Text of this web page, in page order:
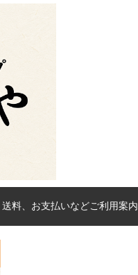
送料、お支払いなどご利用案内